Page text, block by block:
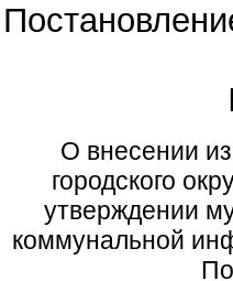
О внесении
городского
утверждении
коммунальной